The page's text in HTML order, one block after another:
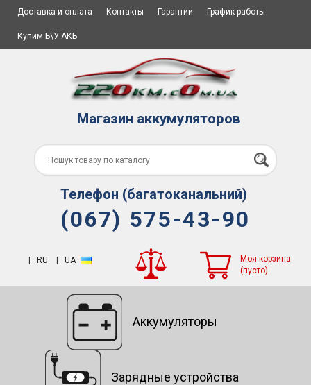
Доставка и оплата Контакты Гарантии График работы
Купим Б\У АКБ
Магазин аккумуляторов
Телефон (багатоканальний)
(067) 575-43-90
RU UA
Моя корзина
(пусто)
Аккумуляторы
Зарядные устройства